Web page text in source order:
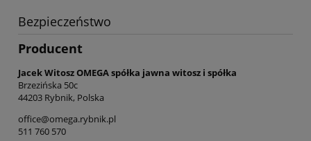
Bezpieczeństwo
Producent
Jacek Witosz OMEGA spółka jawna witosz i spółka
Brzezińska 50c
44203 Rybnik, Polska
office@omega.rybnik.pl
511 760 570